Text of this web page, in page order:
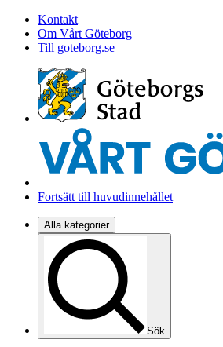
Kontakt
Om Vårt Göteborg
Till goteborg.se
Fortsätt till huvudinnehållet
Alla kategorier
Sök